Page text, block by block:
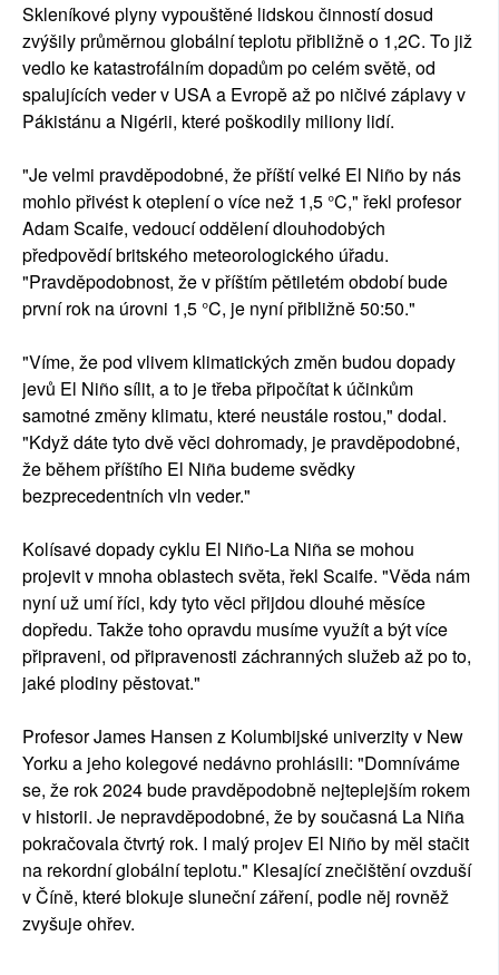
Skleníkové plyny vypouštěné lidskou činností dosud
zvýšily průměrnou globální teplotu přibližně o 1,2C. To již
vedlo ke katastrofálním dopadům po celém světě, od
spalujících veder v USA a Evropě až po ničivé záplavy v
Pákistánu a Nigérii, které poškodily miliony lidí.
"Je velmi pravděpodobné, že příští velké El Niño by nás
mohlo přivést k oteplení o více než 1,5 °C," řekl profesor
Adam Scaife, vedoucí oddělení dlouhodobých
předpovědí britského meteorologického úřadu.
"Pravděpodobnost, že v příštím pětiletém období bude
první rok na úrovni 1,5 °C, je nyní přibližně 50:50."
"Víme, že pod vlivem klimatických změn budou dopady
jevů El Niño sílit, a to je třeba připočítat k účinkům
samotné změny klimatu, které neustále rostou," dodal.
"Když dáte tyto dvě věci dohromady, je pravděpodobné,
že během příštího El Niña budeme svědky
bezprecedentních vln veder."
Kolísavé dopady cyklu El Niño-La Niña se mohou
projevit v mnoha oblastech světa, řekl Scaife. "Věda nám
nyní už umí říci, kdy tyto věci přijdou dlouhé měsíce
dopředu. Takže toho opravdu musíme využít a být více
připraveni, od připravenosti záchranných služeb až po to,
jaké plodiny pěstovat."
Profesor James Hansen z Kolumbijské univerzity v New
Yorku a jeho kolegové nedávno prohlásili: "Domníváme
se, že rok 2024 bude pravděpodobně nejteplejším rokem
v historii. Je nepravděpodobné, že by současná La Niña
pokračovala čtvrtý rok. I malý projev El Niño by měl stačit
na rekordní globální teplotu." Klesající znečištění ovzduší
v Číně, které blokuje sluneční záření, podle něj rovněž
zvyšuje ohřev.